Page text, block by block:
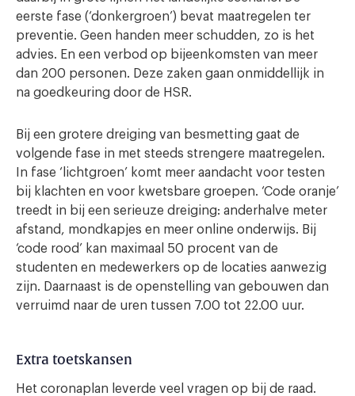
eerste fase (‘donkergroen’) bevat maatregelen ter
preventie. Geen handen meer schudden, zo is het
advies. En een verbod op bijeenkomsten van meer
dan 200 personen. Deze zaken gaan onmiddellijk in
na goedkeuring door de HSR.
Bij een grotere dreiging van besmetting gaat de
volgende fase in met steeds strengere maatregelen.
In fase ‘lichtgroen’ komt meer aandacht voor testen
bij klachten en voor kwetsbare groepen. ‘Code oranje’
treedt in bij een serieuze dreiging: anderhalve meter
afstand, mondkapjes en meer online onderwijs. Bij
‘code rood’ kan maximaal 50 procent van de
studenten en medewerkers op de locaties aanwezig
zijn. Daarnaast is de openstelling van gebouwen dan
verruimd naar de uren tussen 7.00 tot 22.00 uur.
Extra toetskansen
Het coronaplan leverde veel vragen op bij de raad.